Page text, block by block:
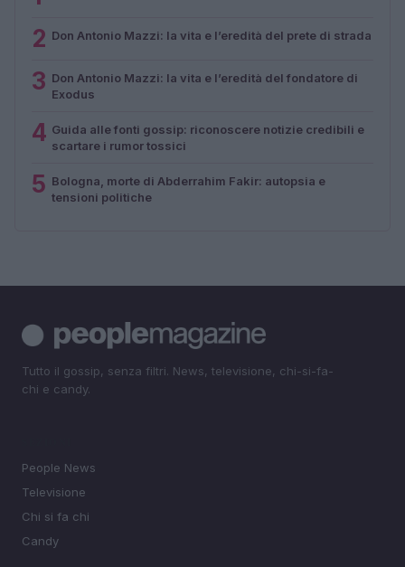
2 Don Antonio Mazzi: la vita e l’eredità del prete di strada
3 Don Antonio Mazzi: la vita e l’eredità del fondatore di
Exodus
4 Guida alle fonti gossip: riconoscere notizie credibili e
scartare i rumor tossici
5 Bologna, morte di Abderrahim Fakir: autopsia e
tensioni politiche
Tutto il gossip, senza filtri. News, televisione, chi-si-fa-
chi e candy.
People News
Televisione
Chi si fa chi
Candy